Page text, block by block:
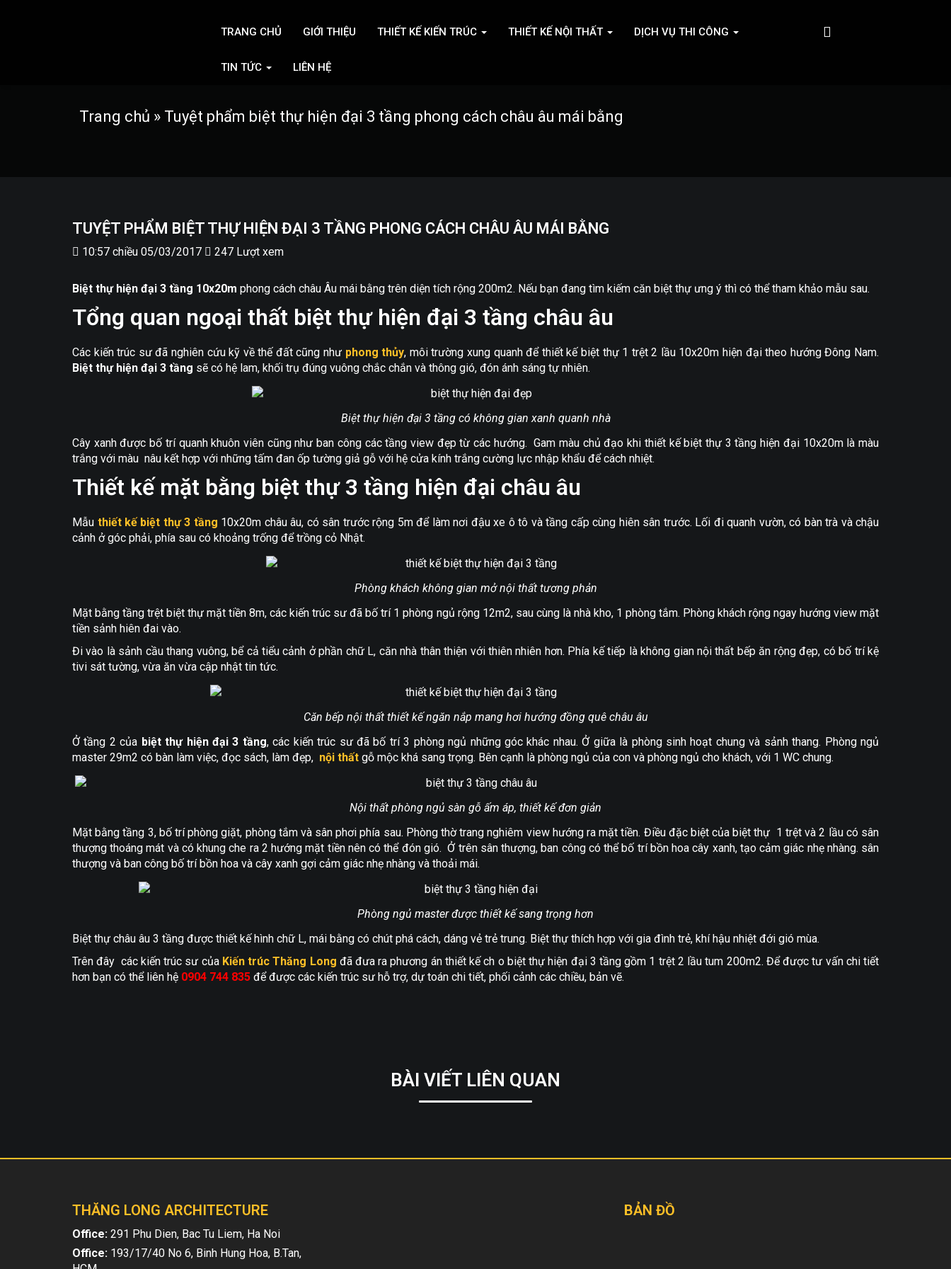
TRANG CHỦ GIỚI THIỆU THIẾT KẾ KIẾN TRÚC THIẾT KẾ NỘI THẤT DỊCH VỤ THI CÔNG
TIN TỨC LIÊN HỆ
Trang chủ » Tuyệt phẩm biệt thự hiện đại 3 tầng phong cách châu âu mái bằng
TUYỆT PHẨM BIỆT THỰ HIỆN ĐẠI 3 TẦNG PHONG CÁCH CHÂU ÂU MÁI BẰNG
10:57 chiều 05/03/2017 247 Lượt xem
Biệt thự hiện đại 3 tầng 10x20m phong cách châu Âu mái bằng trên diện tích rộng 200m2. Nếu bạn đang tìm kiếm căn biệt thự ưng ý thì có thể tham khảo mẫu sau.
Tổng quan ngoại thất biệt thự hiện đại 3 tầng châu âu
Các kiến trúc sư đã nghiên cứu kỹ về thế đất cũng như phong thủy, môi trường xung quanh để thiết kế biệt thự 1 trệt 2 lầu 10x20m hiện đại theo hướng Đông Nam.
Biệt thự hiện đại 3 tầng sẽ có hệ lam, khối trụ đúng vuông chắc chắn và thông gió, đón ánh sáng tự nhiên.
Biệt thự hiện đại 3 tầng có không gian xanh quanh nhà
Cây xanh được bố trí quanh khuôn viên cũng như ban công các tầng view đẹp từ các hướng. Gam màu chủ đạo khi thiết kế biệt thự 3 tầng hiện đại 10x20m là màu
trắng với màu nâu kết hợp với những tấm đan ốp tường giả gỗ với hệ cửa kính trắng cường lực nhập khẩu để cách nhiệt.
Thiết kế mặt bằng biệt thự 3 tầng hiện đại châu âu
Mẫu thiết kế biệt thự 3 tầng 10x20m châu âu, có sân trước rộng 5m để làm nơi đậu xe ô tô và tầng cấp cùng hiên sân trước. Lối đi quanh vườn, có bàn trà và chậu
cảnh ở góc phải, phía sau có khoảng trống để trồng cỏ Nhật.
Phòng khách không gian mở nội thất tương phản
Mặt bằng tầng trệt biệt thự mặt tiền 8m, các kiến trúc sư đã bố trí 1 phòng ngủ rộng 12m2, sau cùng là nhà kho, 1 phòng tắm. Phòng khách rộng ngay hướng view mặt
tiền sảnh hiên đai vào.
Đi vào là sảnh cầu thang vuông, bể cả tiểu cảnh ở phần chữ L, căn nhà thân thiện với thiên nhiên hơn. Phía kế tiếp là không gian nội thất bếp ăn rộng đẹp, có bố trí kệ
tivi sát tường, vừa ăn vừa cập nhật tin tức.
Căn bếp nội thất thiết kế ngăn nắp mang hơi hướng đồng quê châu âu
Ở tầng 2 của biệt thự hiện đại 3 tầng, các kiến trúc sư đã bố trí 3 phòng ngủ những góc khác nhau. Ở giữa là phòng sinh hoạt chung và sảnh thang. Phòng ngủ
master 29m2 có bàn làm việc, đọc sách, làm đẹp, nội thất gỗ mộc khá sang trọng. Bên cạnh là phòng ngủ của con và phòng ngủ cho khách, với 1 WC chung.
Nội thất phòng ngủ sàn gỗ ấm áp, thiết kế đơn giản
Mặt bằng tầng 3, bố trí phòng giặt, phòng tắm và sân phơi phía sau. Phòng thờ trang nghiêm view hướng ra mặt tiền. Điều đặc biệt của biệt thự 1 trệt và 2 lầu có sân
thượng thoáng mát và có khung che ra 2 hướng mặt tiền nên có thể đón gió. Ở trên sân thượng, ban công có thể bố trí bồn hoa cây xanh, tạo cảm giác nhẹ nhàng. sân
thượng và ban công bố trí bồn hoa và cây xanh gợi cảm giác nhẹ nhàng và thoải mái.
Phòng ngủ master được thiết kế sang trọng hơn
Biệt thự châu âu 3 tầng được thiết kế hình chữ L, mái bằng có chút phá cách, dáng vẻ trẻ trung. Biệt thự thích hợp với gia đình trẻ, khí hậu nhiệt đới gió mùa.
Trên đây các kiến trúc sư của Kiến trúc Thăng Long đã đưa ra phương án thiết kế ch o biệt thự hiện đại 3 tầng gồm 1 trệt 2 lầu tum 200m2. Để được tư vấn chi tiết
hơn bạn có thể liên hệ 0904 744 835 để được các kiến trúc sư hỗ trợ, dự toán chi tiết, phối cảnh các chiều, bản vẽ.
BÀI VIẾT LIÊN QUAN
THĂNG LONG ARCHITECTURE
Office: 291 Phu Dien, Bac Tu Liem, Ha Noi
Office: 193/17/40 No 6, Binh Hung Hoa, B.Tan,
BẢN ĐỒ